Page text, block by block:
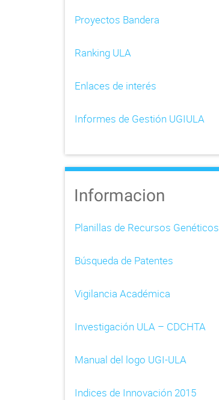
Proyectos Bandera
Ranking ULA
Enlaces de interés
Informes de Gestión UGIULA
Informacion
Planillas de Recursos Genéticos
Búsqueda de Patentes
Vigilancia Académica
Investigación ULA – CDCHTA
Manual del logo UGI-ULA
Indices de Innovación 2015